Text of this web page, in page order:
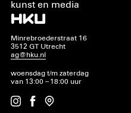
kunst en media
Minrebroederstraat 16
3512 GT Utrecht
ag@hku.nl
woensdag t/m zaterdag
van 13:00 – 18:00 uur